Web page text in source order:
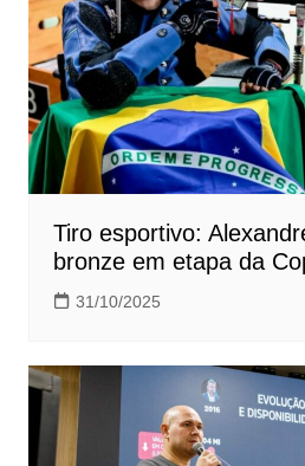
Tiro esportivo:
bronze em etapa da
31/10/2025